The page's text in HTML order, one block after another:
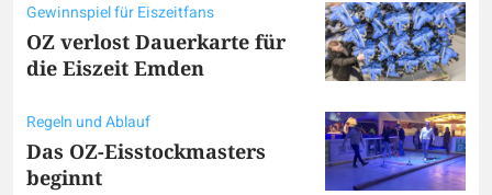
Gewinnspiel für Eiszeitfans
OZ verlost Dauerkarte für
die Eiszeit Emden
Regeln und Ablauf
Das OZ-Eisstockmasters
beginnt